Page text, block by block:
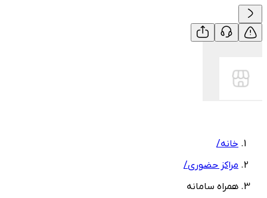
خانه/
مراکز حضوری/
همراه سامانه